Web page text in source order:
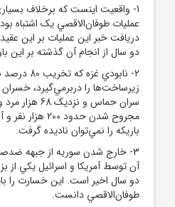
1- واقعيت اينست که برخلاف
عمليات طوفان‌الاقصي يک اشتباه
دريافت خبر اين عمليات بر اين
دو سال از انجام آن گذشته بر اين
2- نابودي
زيرساخت‌ها را دربرمي‌گيرد،
سران حماس و
مجروح شدن حدود
باريکه را نمي‌توان ناديده گرفت.
3- خارج شدن سوريه از جبهه
آن توسط آمريکا و اسرائيل يکي
دو سال اخير است. اين خسارت را
طوفان‌الاقصي دانست.